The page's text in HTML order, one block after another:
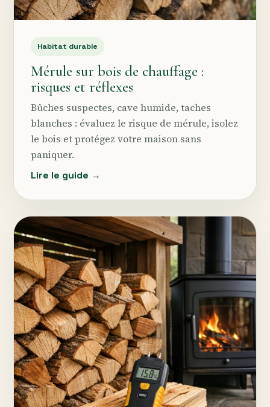
Habitat durable
Mérule sur bois de chauffage :
risques et réflexes
Bûches suspectes, cave humide, taches
blanches : évaluez le risque de mérule, isolez
le bois et protégez votre maison sans
paniquer.
Lire le guide →